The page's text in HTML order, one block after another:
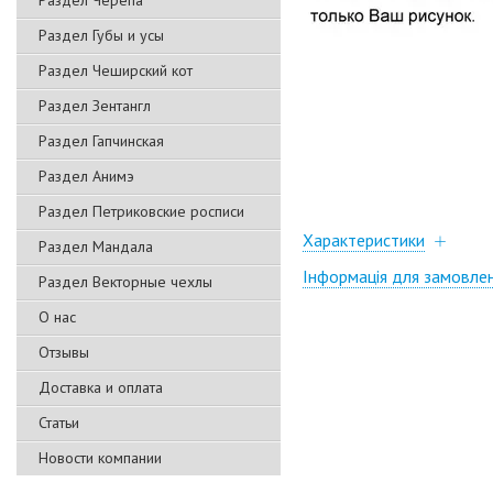
Раздел Губы и усы
Раздел Чеширский кот
Раздел Зентангл
Раздел Гапчинская
Раздел Анимэ
Раздел Петриковские росписи
Раздел Мандала
Раздел Векторные чехлы
О нас
Отзывы
Доставка и оплата
Статьи
Новости компании
Характеристики
Інформація для